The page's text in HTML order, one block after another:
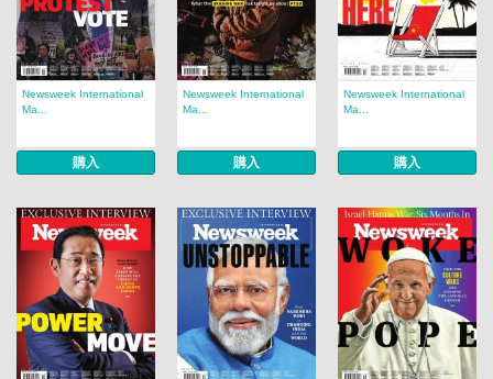
Newsweek International
Ma...
購入
Newsweek International
Ma...
購入
Newsweek International
Ma...
購入